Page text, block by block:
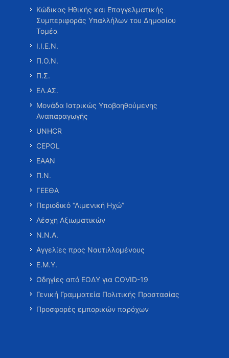
Κώδικας Ηθικής και Επαγγελματικής
Συμπεριφοράς Υπαλλήλων του Δημοσίου
Τομέα
Ι.Ι.Ε.Ν.
Π.Ο.Ν.
Π.Σ.
ΕΛ.ΑΣ.
Μονάδα Ιατρικώς Υποβοηθούμενης
Αναπαραγωγής
UNHCR
CEPOL
ΕΑΑΝ
Π.Ν.
ΓΕΕΘΑ
Περιοδικό “Λιμενική Ηχώ”
Λέσχη Αξιωματικών
Ν.Ν.Α.
Αγγελίες προς Ναυτιλλομένους
Ε.Μ.Υ.
Οδηγίες από ΕΟΔΥ για COVID-19
Γενική Γραμματεία Πολιτικής Προστασίας
Προσφορές εμπορικών παρόχων